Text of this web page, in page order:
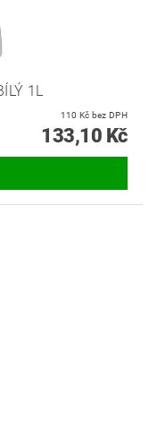
1L
110 Kč bez DPH
133,10 Kč